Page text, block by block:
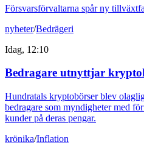
Försvarsförvaltarna spår ny
nyheter/Bedrägeri
Idag, 12:10
Bedragare utnyttjar
Hundratals kryptobörser blev
bedragare som myndigheter med
kunder på deras pengar.
krönika/Inflation